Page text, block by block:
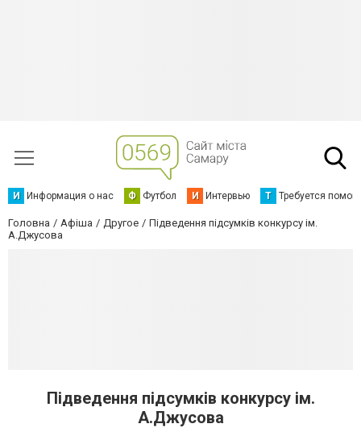
И Информация о нас Ф Футбол И Интервью Т Требуется
Головна Афіша Другое
Підведення підсумків конкурсу ім.
А.Джусова
Підведення підсумків конкурсу ім.
А.Джусова